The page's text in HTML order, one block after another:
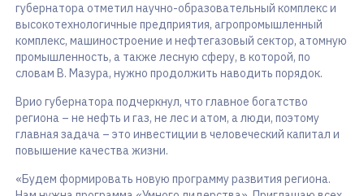
губернатора отметил научно-образовательный комплекс и
высокотехнологичные предприятия, агропромышленный
комплекс, машиностроение и нефтегазовый сектор, атомную
промышленность, а также лесную сферу, в которой, по
словам В. Мазура, нужно продолжить наводить порядок.
Врио губернатора подчеркнул, что главное богатство
региона – не нефть и газ, не лес и атом, а люди, поэтому
главная задача – это инвестиции в человеческий капитал и
повышение качества жизни.
«Будем формировать новую программу развития региона.